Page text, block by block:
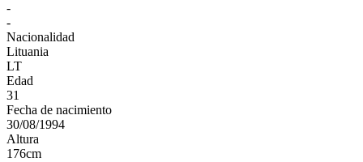
-
-
Nacionalidad
Lituania
LT
Edad
31
Fecha de nacimiento
30/08/1994
Altura
176cm